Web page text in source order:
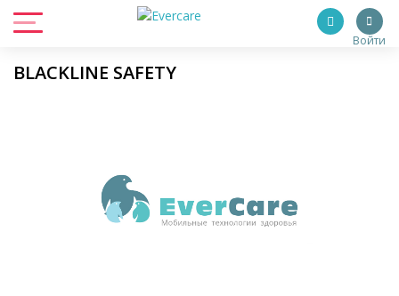
Войти
BLACKLINE SAFETY